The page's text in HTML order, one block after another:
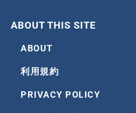
o
o
k
e
r
g
r
ABOUT THIS SITE
ABOUT
利用規約
PRIVACY POLICY